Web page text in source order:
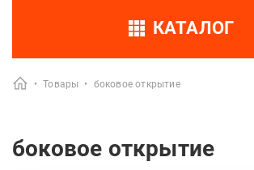
КАТАЛОГ
• Товары • боковое открытие
боковое открытие